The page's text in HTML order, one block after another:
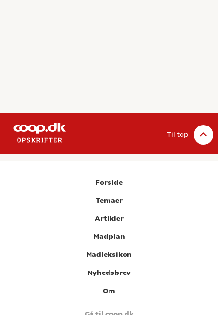
Til top
Forside
Temaer
Artikler
Madplan
Madleksikon
Nyhedsbrev
Om